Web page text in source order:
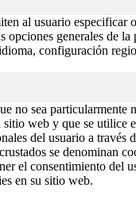
al usuario especificar
opciones generales de
configuración
no sea particularmente
web y que se utilice
del usuario a través
se denominan
el consentimiento del
en su sitio web.